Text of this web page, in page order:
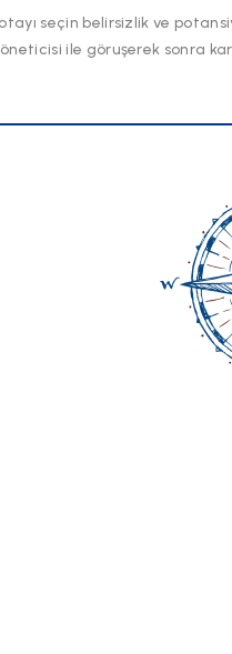
seçin belirsizlik ve
ile göruşerek sonra